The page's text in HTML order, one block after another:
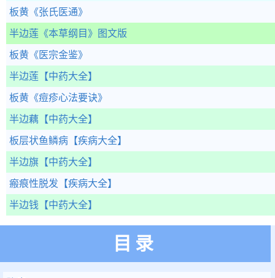
板黄 《张氏医通》
半边莲 《本草纲目》图文版
板黄 《医宗金鉴》
半边莲 【中药大全】
板黄 《痘疹心法要诀》
半边藕 【中药大全】
板层状鱼鳞病 【疾病大全】
半边旗 【中药大全】
瘢痕性脱发 【疾病大全】
半边钱 【中药大全】
目录